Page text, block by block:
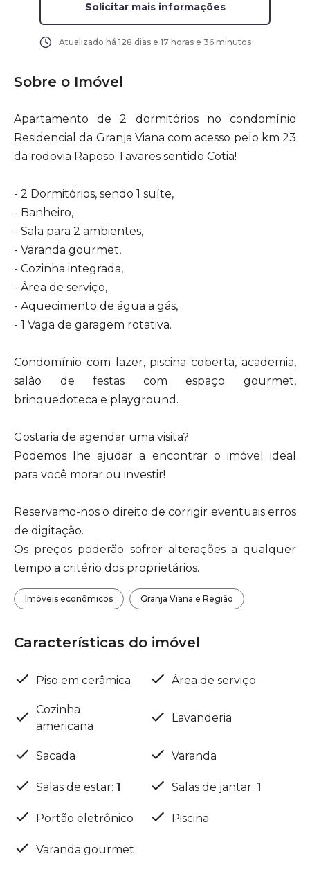
Solicitar mais informações
Atualizado há 128 dias e 17 horas e 36 minutos
Sobre o Imóvel
Apartamento de 2 dormitórios no condomínio
Residencial da Granja Viana com acesso pelo km 23
da rodovia Raposo Tavares sentido Cotia!
- 2 Dormitórios, sendo 1 suíte,
- Banheiro,
- Sala para 2 ambientes,
- Varanda gourmet,
- Cozinha integrada,
- Área de serviço,
- Aquecimento de água a gás,
- 1 Vaga de garagem rotativa.
Condomínio com lazer, piscina coberta, academia,
salão de festas com espaço gourmet,
brinquedoteca e playground.
Gostaria de agendar uma visita?
Podemos lhe ajudar a encontrar o imóvel ideal
para você morar ou investir!
Reservamo-nos o direito de corrigir eventuais erros
de digitação.
Os preços poderão sofrer alterações a qualquer
tempo a critério dos proprietários.
Imóveis econômicos Granja Viana e Região
Características do imóvel
Piso em cerâmica Área de serviço
Cozinha
americana
Lavanderia
Sacada Varanda
Salas de estar: 1 Salas de jantar: 1
Portão eletrônico Piscina
Varanda gourmet